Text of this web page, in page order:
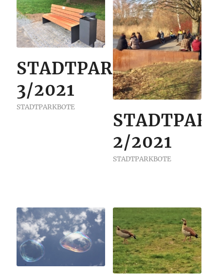
STADTPARKBOTE
3/2021
STADTPARKBOTE
2/2021
STADTPARKBOTE